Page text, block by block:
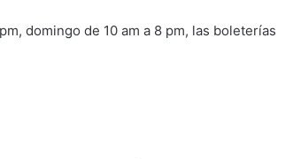
domingo de 10 am a 8 pm, las boleterías